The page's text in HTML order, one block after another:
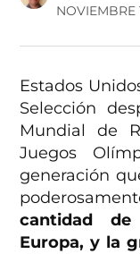
NOVIEMBRE
Estados
Selección
Mundial de
Juegos
generación
cantidad
Europa, y la